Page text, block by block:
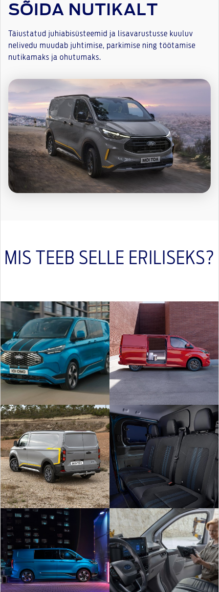
SÕIDA NUTIKALT
Täiustatud juhiabisüsteemid ja lisavarustusse kuuluv
nelivedu muudab juhtimise, parkimise ning töötamise
nutikamaks ja ohutumaks.
MIS TEEB SELLE ERILISEKS?